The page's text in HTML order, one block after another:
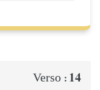
Verso : 14